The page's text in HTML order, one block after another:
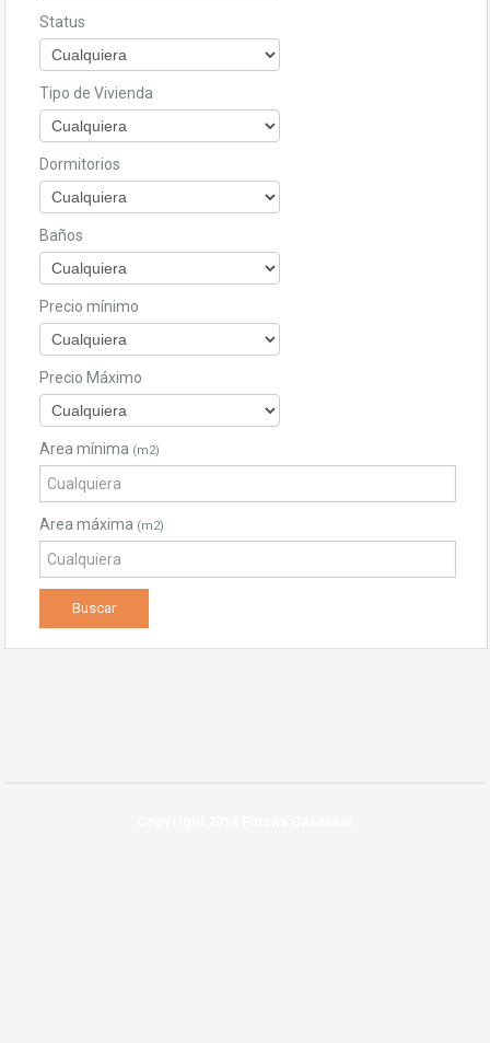
Status
Tipo de Vivienda
Dormitorios
Baños
Precio mínimo
Precio Máximo
Area mínima (m2)
Area máxima (m2)